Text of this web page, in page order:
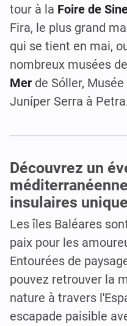
tour à la Foire de
Fira, le plus grand
qui se tient en mai,
nombreux musées
Mer de Sóller,
Juníper Serra à
Découvrez un
insulaires
Les îles Baléares
paix pour les
Entourées de
pouvez retrouver la
nature à travers
escapade paisible